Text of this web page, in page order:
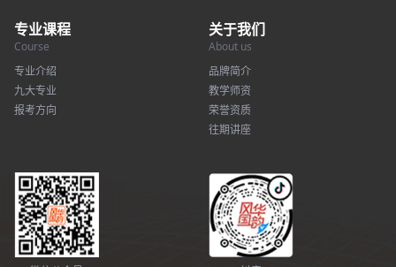
专业课程
Course
专业介绍
九大专业
报考方向
关于我们
About us
品牌简介
教学师资
荣誉资质
往期讲座